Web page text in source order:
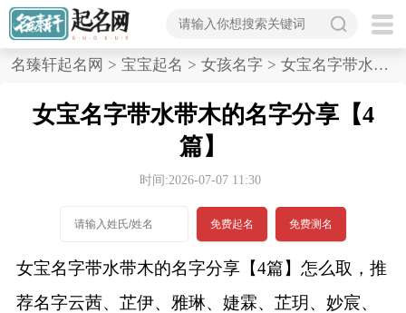
首
名
名臻轩起名网 > 宝宝起名 > 女孩名字 > 女宝名字带水带木的名字分享,4篇
女宝名字带水带木的名字分享【4
篇】
时间:2026-07-07 11:30
免费起名 免费测名
女宝名字带水带木的名字分享【4篇】怎么取，推
荐名字云茜、芷伊、雅琳、婕霖、芷玥、妙宸、